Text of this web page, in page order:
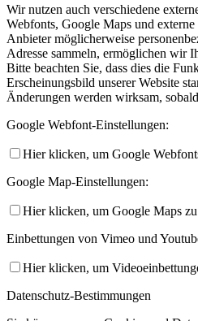
Wir nutzen auch verschiedene
Webfonts, Google Maps und
Anbieter möglicherweise
Adresse sammeln, ermöglichen wir
Bitte beachten Sie, dass dies die
Erscheinungsbild unserer Website
Änderungen werden wirksam,
Google Webfont-Einstellungen:
Hier klicken, um Google
Google Map-Einstellungen:
Hier klicken, um Google Maps
Einbettungen von Vimeo und
Hier klicken, um
Datenschutz-Bestimmungen